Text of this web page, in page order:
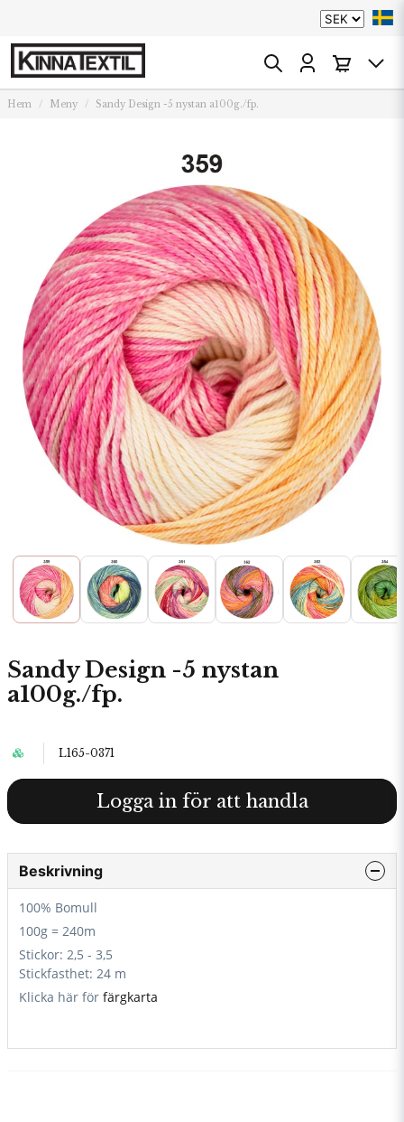
Hem Meny Sandy Design -5 nystan a100g./fp.
Sandy Design -5 nystan
a100g./fp.
L165-0371
Logga in för att handla
Beskrivning
100% Bomull
100g = 240m
Stickor: 2,5 - 3,5
Stickfasthet: 24 m
Klicka här för färgkarta